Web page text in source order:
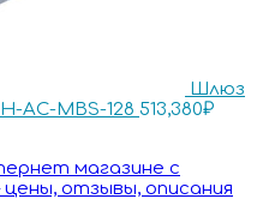
Шлюз
AC-MBS-128 513,380₽